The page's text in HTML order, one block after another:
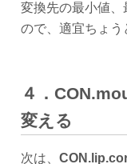
変換先の最小値
ので、適宜ちょう
４．
変える
次は、